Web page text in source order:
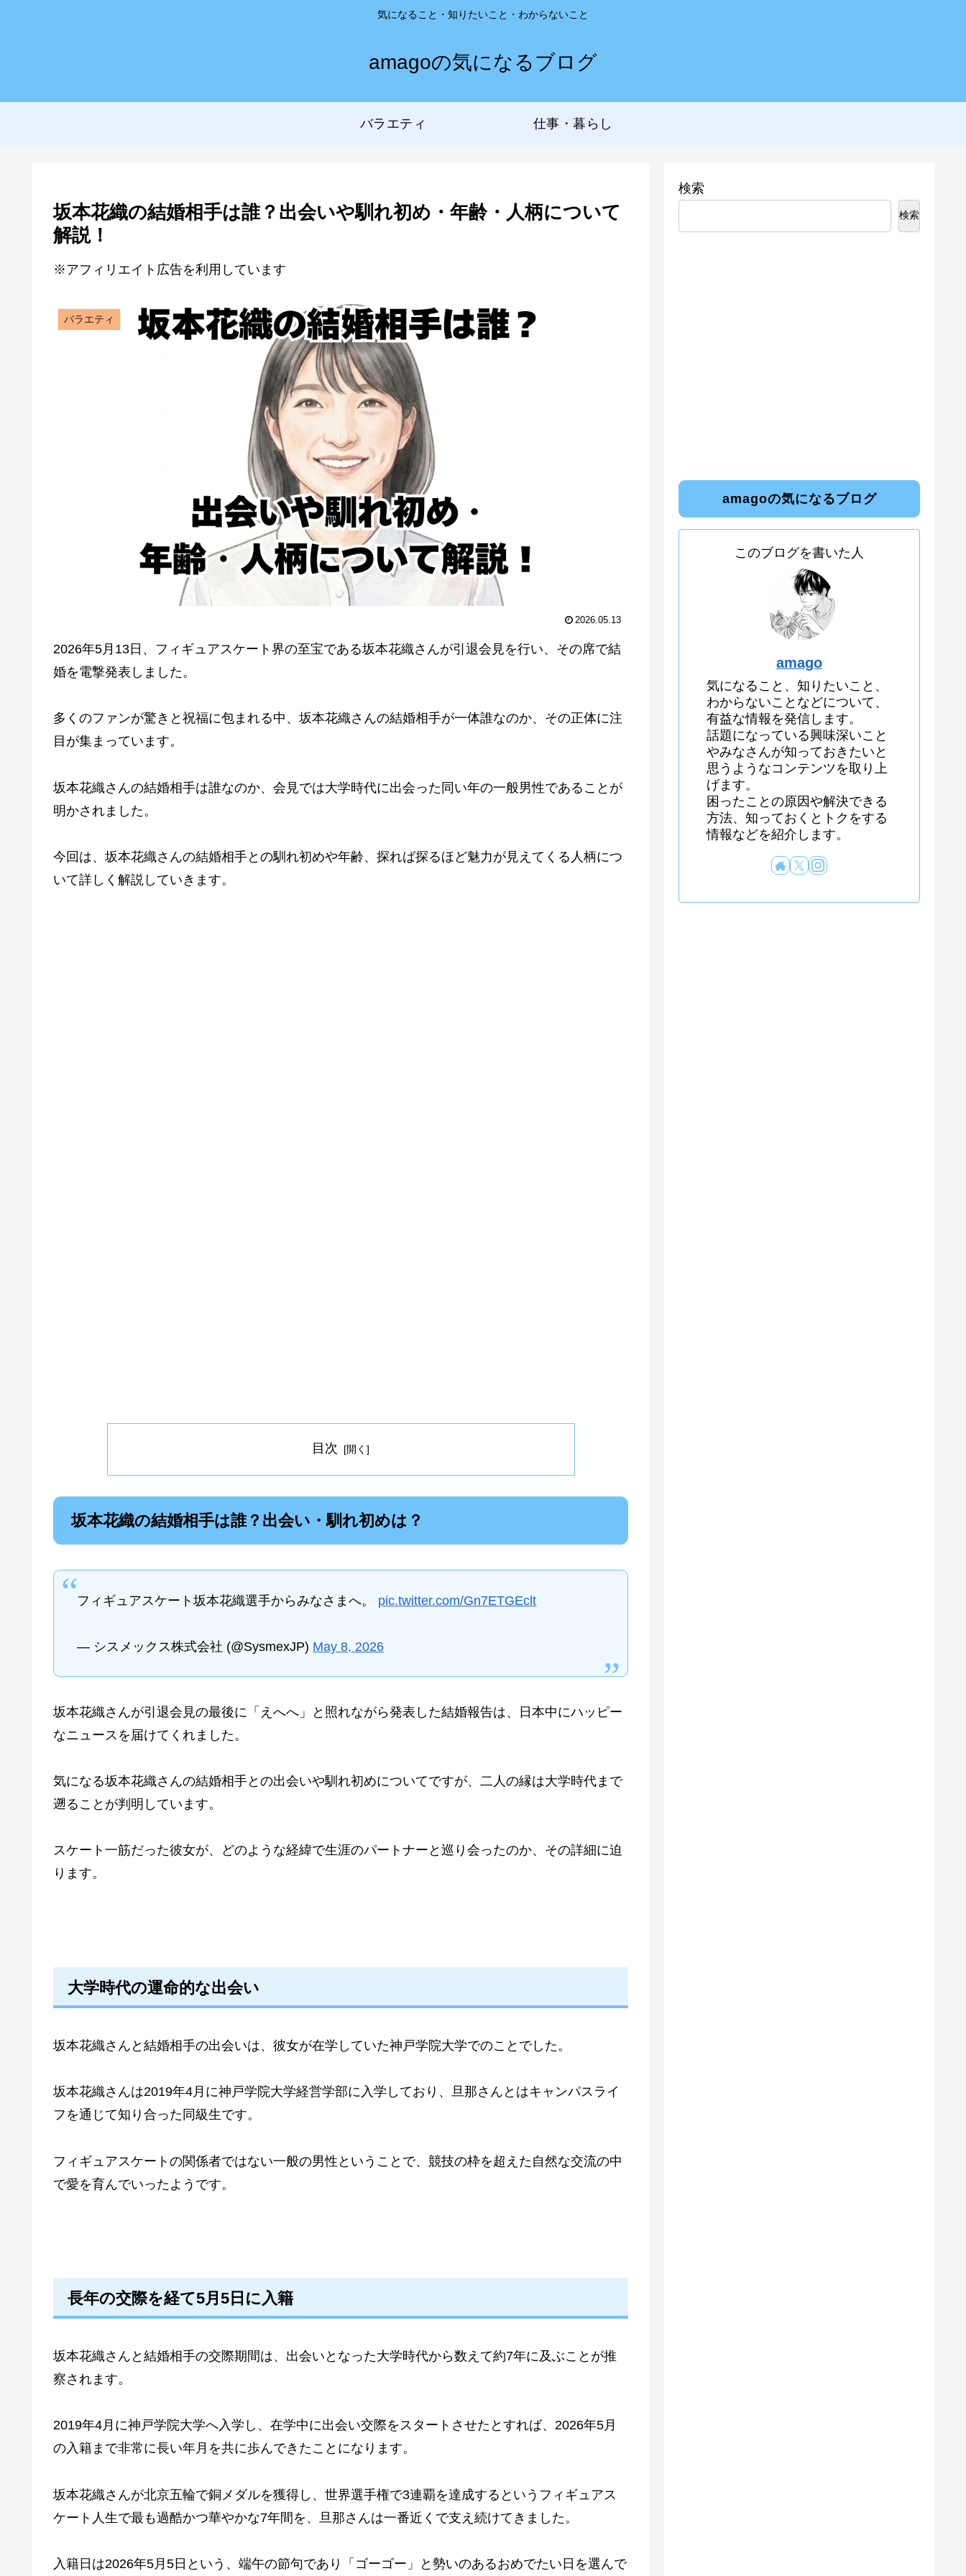
気になること・知りたいこと・わからないこと
amagoの気になるブログ
バラエティ 仕事・暮らし
坂本花織の結婚相手は誰？出会いや馴れ初め・年齢・人柄について
解説！
※アフィリエイト広告を利用しています
バラエティ
2026.05.13
2026年5月13日、フィギュアスケート界の至宝である坂本花織さんが引退会見を行い、その席で結
婚を電撃発表しました。
多くのファンが驚きと祝福に包まれる中、坂本花織さんの結婚相手が一体誰なのか、その正体に注
目が集まっています。
坂本花織さんの結婚相手は誰なのか、会見では大学時代に出会った同い年の一般男性であることが
明かされました。
今回は、坂本花織さんの結婚相手との馴れ初めや年齢、探れば探るほど魅力が見えてくる人柄につ
いて詳しく解説していきます。
目次
坂本花織の結婚相手は誰？出会い・馴れ初めは？
フィギュアスケート坂本花織選手からみなさまへ。 pic.twitter.com/Gn7ETGEclt
— シスメックス株式会社 (@SysmexJP) May 8, 2026
坂本花織さんが引退会見の最後に「えへへ」と照れながら発表した結婚報告は、日本中にハッピー
なニュースを届けてくれました。
気になる坂本花織さんの結婚相手との出会いや馴れ初めについてですが、二人の縁は大学時代まで
遡ることが判明しています。
スケート一筋だった彼女が、どのような経緯で生涯のパートナーと巡り会ったのか、その詳細に迫
ります。
大学時代の運命的な出会い
坂本花織さんと結婚相手の出会いは、彼女が在学していた神戸学院大学でのことでした。
坂本花織さんは2019年4月に神戸学院大学経営学部に入学しており、旦那さんとはキャンパスライ
フを通じて知り合った同級生です。
フィギュアスケートの関係者ではない一般の男性ということで、競技の枠を超えた自然な交流の中
で愛を育んでいったようです。
長年の交際を経て5月5日に入籍
坂本花織さんと結婚相手の交際期間は、出会いとなった大学時代から数えて約7年に及ぶことが推
察されます。
2019年4月に神戸学院大学へ入学し、在学中に出会い交際をスタートさせたとすれば、2026年5月
の入籍まで非常に長い年月を共に歩んできたことになります。
坂本花織さんが北京五輪で銅メダルを獲得し、世界選手権で3連覇を達成するというフィギュアス
ケート人生で最も過酷かつ華やかな7年間を、旦那さんは一番近くで支え続けてきました。
入籍日は2026年5月5日という、端午の節句であり「ゴーゴー」と勢いのあるおめでたい日を選んで
検索
検索
amagoの気になるブログ
このブログを書いた人
amago
気になること、知りたいこと、
わからないことなどについて、
有益な情報を発信します。
話題になっている興味深いこと
やみなさんが知っておきたいと
思うようなコンテンツを取り上
げます。
困ったことの原因や解決できる
方法、知っておくとトクをする
情報などを紹介します。